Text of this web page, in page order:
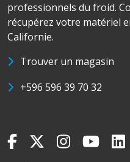
professionnels du froid.
récupérez votre matériel
Californie.
Trouver un magasin
+596 596 39 70 32